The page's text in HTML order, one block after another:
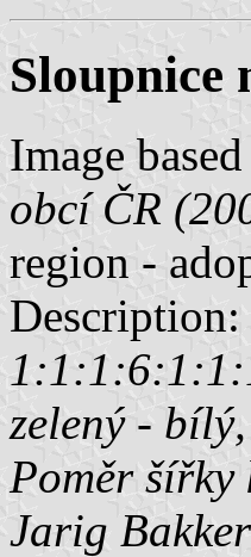
Sloupnice
Image
obcí ČR
region -
Description:
zelený -
Poměr
Jarig Bakker